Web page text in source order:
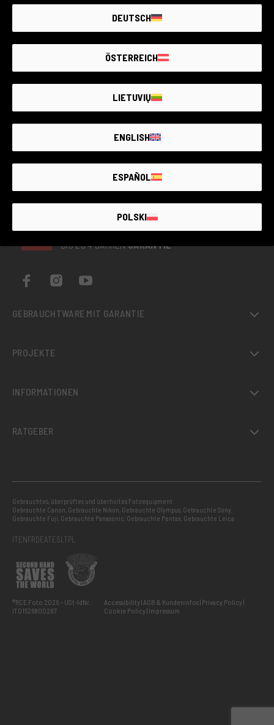
GEBRAUCHTEFOTOGERÄTE MIT
BIS ZU 4 JAHRENGARANTIE
GEBRAUCHTWARE MIT GARANTIE
PROJEKTE
INFORMATIONEN
RATGEBER
Gebrauchtes, überprüftes und überholtes Fotoequipment:
Gebrauchte Canon, Gebrauchte Nikon, Gebrauchte Olympus, Gebrauchte Sony,
Gebrauchte Fuji, Gebrauchte Panasonic, Gebrauchte Pentax, Gebrauchte Leica
ITENFRDEATESLTPL
®RCE Foto 2026 – USt-IdNr.:
IT01526800287
Accessibility AGB & Kundeninfos Privacy Policy
Cookie Policy Impressum
DEUTSCH
ÖSTERREICH
LIETUVIŲ
ENGLISH
ESPAÑOL
POLSKI